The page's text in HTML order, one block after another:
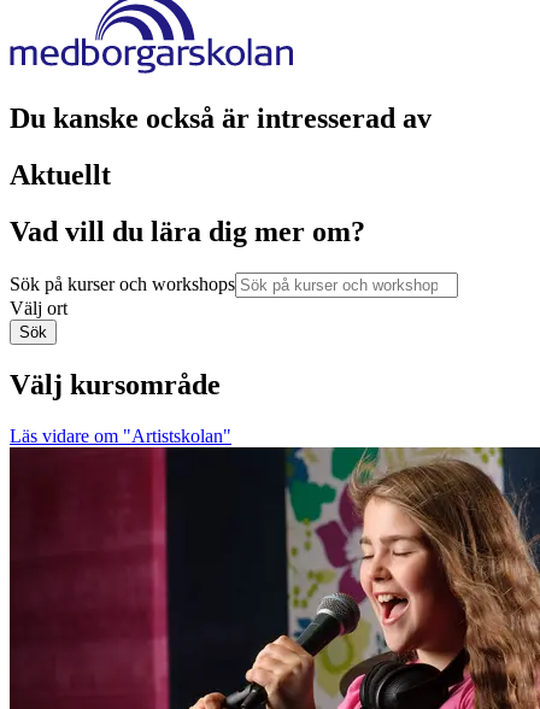
Du kanske också är intresserad av
Aktuellt
Vad vill du lära dig mer om?
Sök på kurser och workshops
Välj ort
Sök
Välj kursområde
Läs vidare om "Artistskolan"